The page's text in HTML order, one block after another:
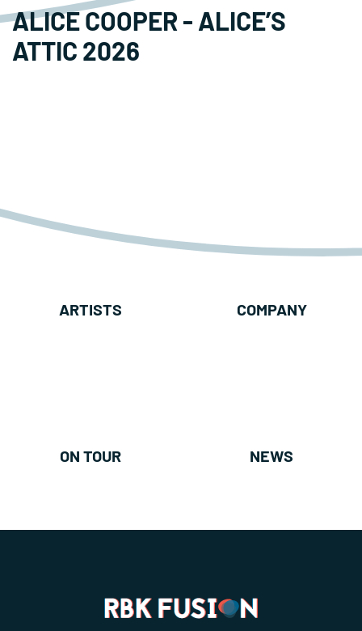
ALICE COOPER - ALICE’S
ATTIC 2026
ARTISTS COMPANY
ON TOUR NEWS